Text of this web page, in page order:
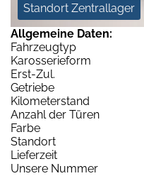
Standort Zentrallager
Allgemeine Daten:
Fahrzeugtyp
Karosserieform
Erst-Zul.
Getriebe
Kilometerstand
Anzahl der Türen
Farbe
Standort
Lieferzeit
Unsere Nummer